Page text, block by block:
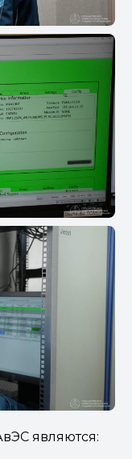
являются: